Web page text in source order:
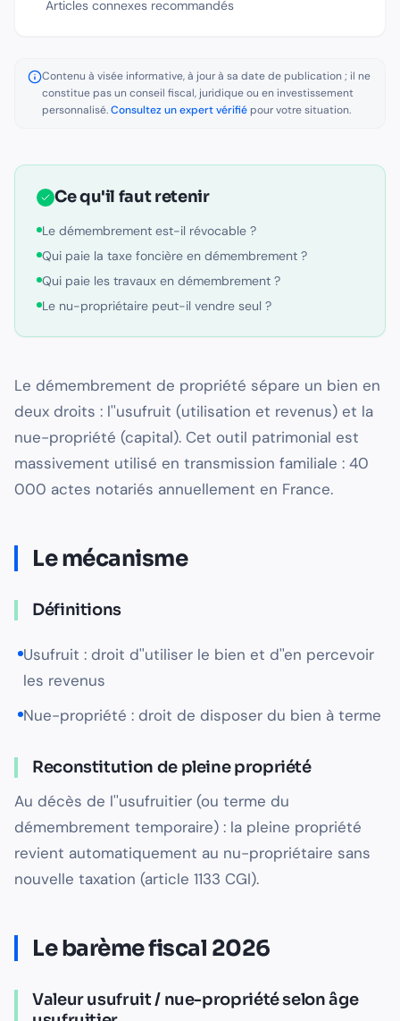
Articles connexes recommandés
Contenu à visée informative, à jour à sa date de publication ; il ne
constitue pas un conseil fiscal, juridique ou en investissement
personnalisé.Consultez un expert vérifiépour votre situation.
Ce qu'il faut retenir
Le démembrement est-il révocable ?
Qui paie la taxe foncière en démembrement ?
Qui paie les travaux en démembrement ?
Le nu-propriétaire peut-il vendre seul ?
Le démembrement de propriété sépare un bien en
deux droits : l''usufruit (utilisation et revenus) et la
nue-propriété (capital). Cet outil patrimonial est
massivement utilisé en transmission familiale : 40
000 actes notariés annuellement en France.
Le mécanisme
Définitions
Usufruit : droit d''utiliser le bien et d''en percevoir
les revenus
Nue-propriété : droit de disposer du bien à terme
Reconstitution de pleine propriété
Au décès de l''usufruitier (ou terme du
démembrement temporaire) : la pleine propriété
revient automatiquement au nu-propriétaire sans
nouvelle taxation (article 1133 CGI).
Le barème fiscal 2026
Valeur usufruit / nue-propriété selon âge